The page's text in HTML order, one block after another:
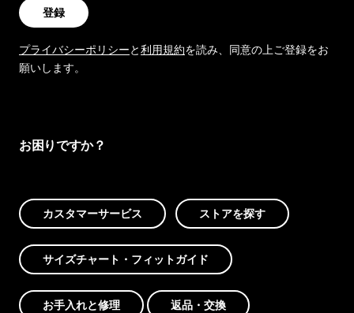
登録
プライバシーポリシーと利用規約を読み、同意の上ご登録をお
願いします。
お困りですか？
カスタマーサービス ストアを探す
サイズチャート・フィットガイド
お手入れと修理 返品・交換